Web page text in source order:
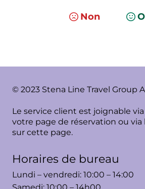
Non
© 2023 Stena Line Travel Group
Le service client est joignable
votre page de réservation ou via
sur cette page.
Horaires de bureau
Lundi – vendredi: 10:00 – 14:00